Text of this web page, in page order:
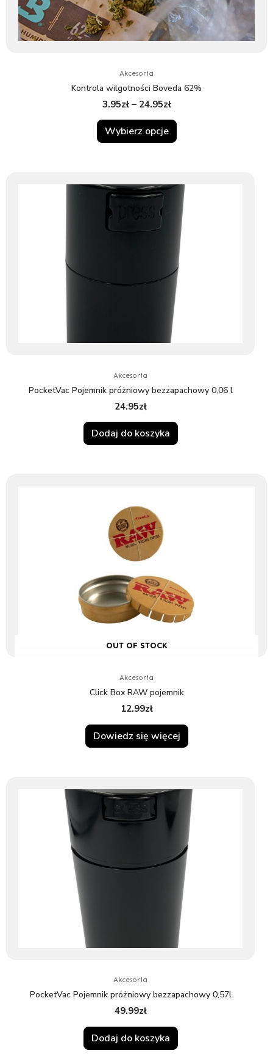
Akcesoria
Kontrola wilgotności Boveda 62%
3.95zł – 24.95zł
Wybierz opcje
produktu
Akcesoria
PocketVac Pojemnik próżniowy bezzapachowy 0,06 l
24.95zł
Dodaj do koszyka
OUT OF STOCK
Akcesoria
Click Box RAW pojemnik
12.99zł
Dowiedz się więcej
Akcesoria
PocketVac Pojemnik próżniowy bezzapachowy 0,57l
49.99zł
Dodaj do koszyka